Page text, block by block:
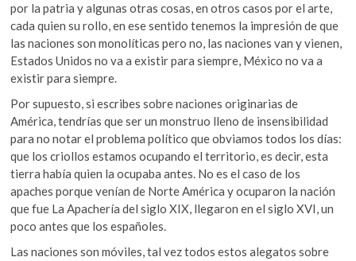
por la patria y algunas otras cosas, en otros casos por el arte,
cada quien su rollo, en ese sentido tenemos la impresión de que
las naciones son monolíticas pero no, las naciones van y vienen,
Estados Unidos no va a existir para siempre, México no va a
existir para siempre.
Por supuesto, si escribes sobre naciones originarias de
América, tendrías que ser un monstruo lleno de insensibilidad
para no notar el problema político que obviamos todos los días:
que los criollos estamos ocupando el territorio, es decir, esta
tierra había quien la ocupaba antes. No es el caso de los
apaches porque venían de Norte América y ocuparon la nación
que fue La Apachería del siglo XIX, llegaron en el siglo XVI, un
poco antes que los españoles.
Las naciones son móviles, tal vez todos estos alegatos sobre